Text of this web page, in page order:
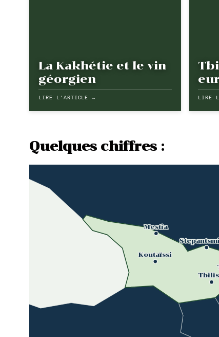
La Kakhétie et le vin
géorgien
LIRE L'ARTICLE → LIRE
Quelques chiffres :
Koutaïssi
Mestia